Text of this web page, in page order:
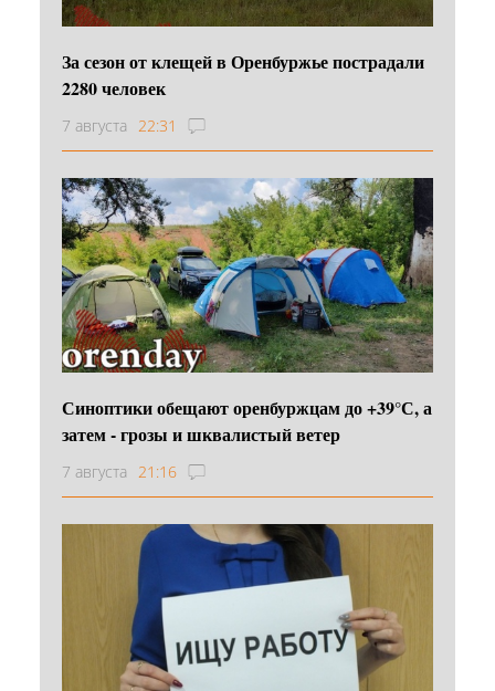
За сезон от клещей в Оренбуржье пострадали
2280 человек
7 августа 22:31
Синоптики обещают оренбуржцам до +39°С, а
затем - грозы и шквалистый ветер
7 августа 21:16